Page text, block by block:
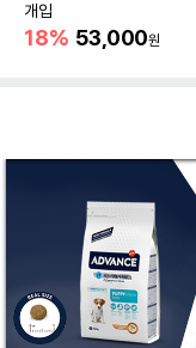
개입
18% 53,000원